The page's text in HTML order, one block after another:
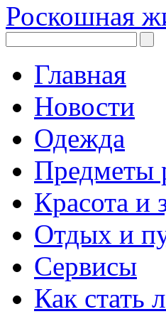
Роскошная
Главная
Новости
Одежда
Предметы
Красота и
Отдых и
Сервисы
Как стать